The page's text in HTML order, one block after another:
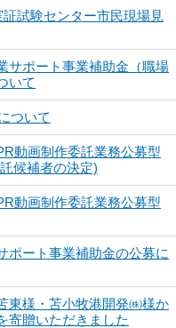
試験センター市民現場見
サポート事業補助金（職場
いて
ついて
動画制作委託業務公募型
候補者の決定)
動画制作委託業務公募型
ポート事業補助金の公募に
東様・苫小牧港開発㈱様か
寄贈いただきました